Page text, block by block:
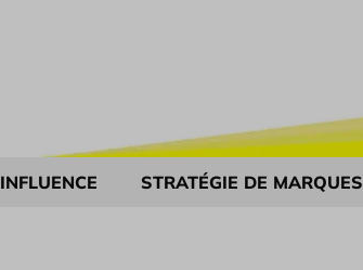
INFLUENCE STRATÉGIE DE MARQUES